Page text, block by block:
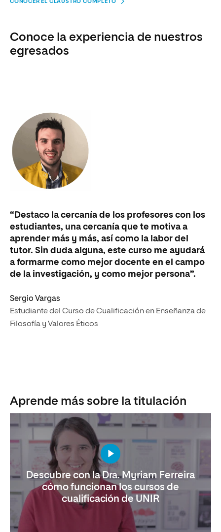
CONOCER EL CLAUSTRO COMPLETO
Conoce la experiencia de nuestros
egresados
“Destaco la cercanía de los profesores con los
estudiantes, una cercanía que te motiva a
aprender más y más, así como la labor del
tutor. Sin duda alguna, este curso me ayudará
a formarme como mejor docente en el campo
de la investigación, y como mejor persona”.
Sergio Vargas
Estudiante del Curso de Cualificación en Enseñanza de
Filosofía y Valores Éticos
Aprende más sobre la titulación
Descubre con la Dra. Myriam Ferreira
cómo funcionan los cursos de
cualificación de UNIR